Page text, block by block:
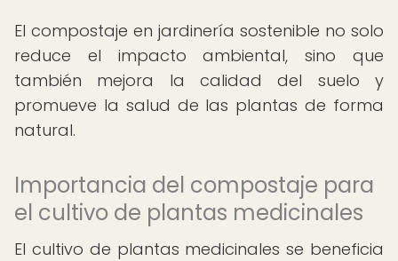
El compostaje en jardinería sostenible no solo
reduce el impacto ambiental, sino que
también mejora la calidad del suelo y
promueve la salud de las plantas de forma
natural.
Importancia del compostaje para
el cultivo de plantas medicinales
El cultivo de plantas medicinales se beneficia